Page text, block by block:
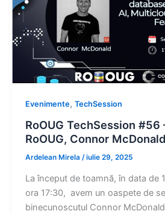
Evenimente, TechSession
RoOUG TechSession #56
RoOUG, Connor
Ardelean Mirela /iulie 29, 2025
La început de toamnă, în data de
ora 17:30, avem un oaspete de
binecunoscutul Connor